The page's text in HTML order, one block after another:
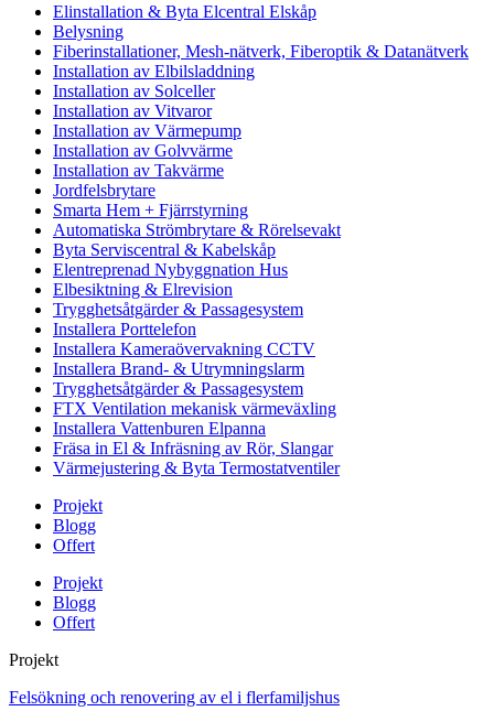
Elinstallation & Byta Elcentral Elskåp
Belysning
Fiberinstallationer, Mesh-nätverk, Fiberoptik & Datanätverk
Installation av Elbilsladdning
Installation av Solceller
Installation av Vitvaror
Installation av Värmepump
Installation av Golvvärme
Installation av Takvärme
Jordfelsbrytare
Smarta Hem + Fjärrstyrning
Automatiska Strömbrytare & Rörelsevakt
Byta Serviscentral & Kabelskåp
Elentreprenad Nybyggnation Hus
Elbesiktning & Elrevision
Trygghetsåtgärder & Passagesystem
Installera Porttelefon
Installera Kameraövervakning CCTV
Installera Brand- & Utrymningslarm
Trygghetsåtgärder & Passagesystem
FTX Ventilation mekanisk värmeväxling
Installera Vattenburen Elpanna
Fräsa in El & Infräsning av Rör, Slangar
Värmejustering & Byta Termostatventiler
Projekt
Blogg
Offert
Projekt
Blogg
Offert
Projekt
Felsökning och renovering av el i flerfamiljshus